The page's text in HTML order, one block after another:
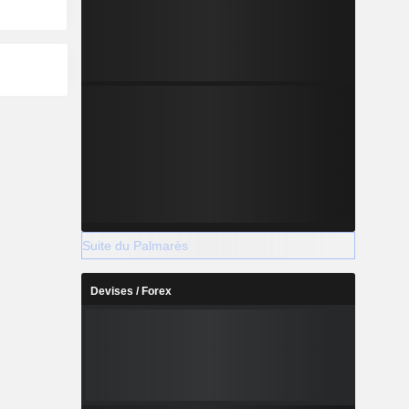
Suite du Palmarès
Devises / Forex